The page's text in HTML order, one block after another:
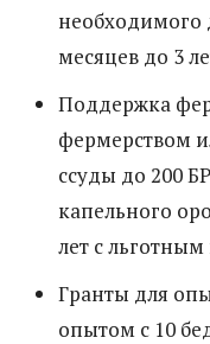
необходимого
месяцев до 3
Поддержка
фермерством
ссуды до 200
капельного
лет с
Гранты для
опытом с 10